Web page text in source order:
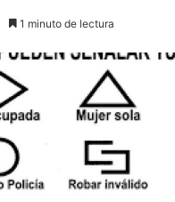
1 minuto de lectura